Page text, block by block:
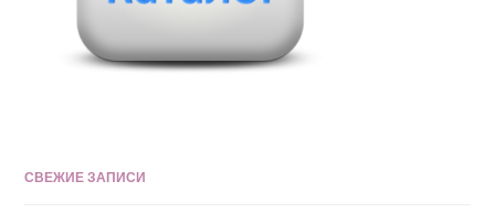
СВЕЖИЕ ЗАПИСИ